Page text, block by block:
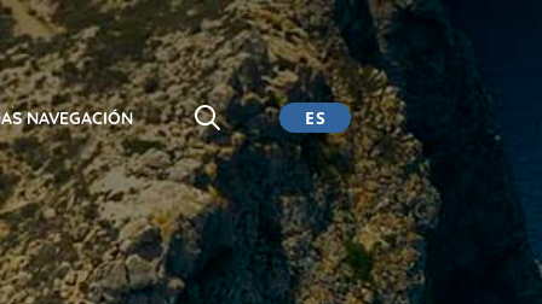
NAVEGACIÓN ES
CA
EN
DE